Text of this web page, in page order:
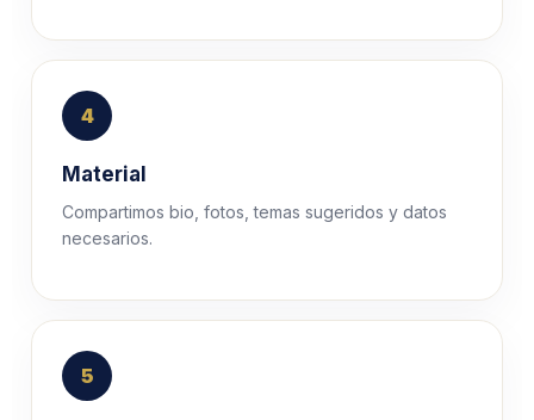
4
Material
Compartimos bio, fotos, temas sugeridos y datos
necesarios.
5